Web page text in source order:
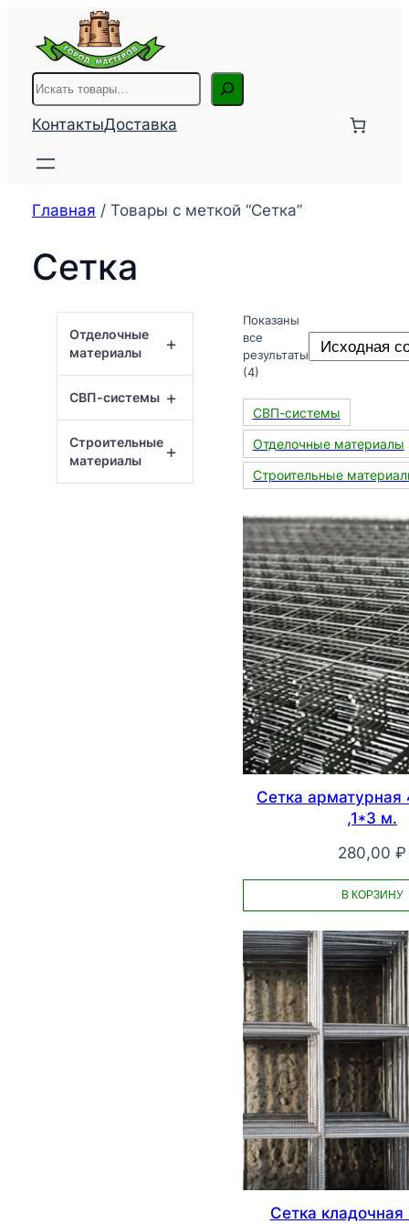
содержимому
Поиск
КонтактыДоставка
Главная / Товары с меткой “Сетка”
Сетка
+
Отделочные
материалы
+
СВП-системы
+
Строительные
материалы
Показаны
все
результаты
(4)
СВП-системы
Отделочные материалы
Строительные
Сетка арматурная
,1*3 м.
280,00 ₽
В КОРЗИНУ
Сетка